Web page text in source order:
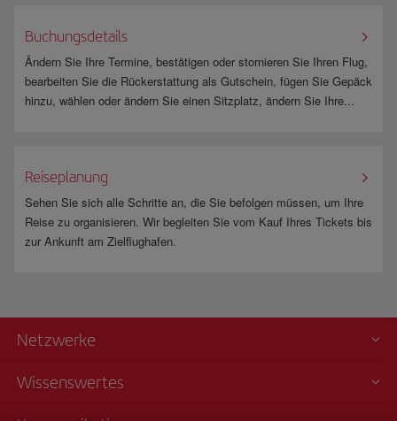
Buchungsdetails
Ändern Sie Ihre Termine, bestätigen oder stornieren Sie Ihren Flug,
bearbeiten Sie die Rückerstattung als Gutschein, fügen Sie Gepäck
hinzu, wählen oder ändern Sie einen Sitzplatz, ändern Sie Ihre...
Reiseplanung
Sehen Sie sich alle Schritte an, die Sie befolgen müssen, um Ihre
Reise zu organisieren. Wir begleiten Sie vom Kauf Ihres Tickets bis
zur Ankunft am Zielflughafen.
Netzwerke
Wissenswertes